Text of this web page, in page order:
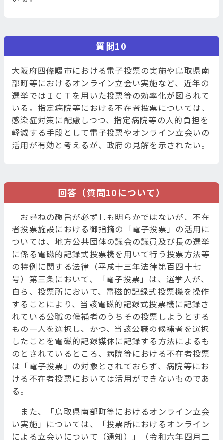
質問10
大阪府四條畷市における電子投票の実施や鳥取県南
部町等におけるオンライン立会い実施など、近年の
選挙ではＩＣＴを用いた投票等の効率化が図られて
いる。指定病院等における不在者投票については、
感染症対策に配慮しつつ、指定病院等の人的負担を
軽減する手段として電子投票やオンライン立会いの
活用が有効と考えるが、政府の見解を示されたい。
回答（質問10について）
お尋ねの趣旨が必ずしも明らかではないが、不在
者投票施設における御指摘の「電子投票」の活用に
ついては、地方公共団体の議会の議員及び長の選挙
に係る電磁的記録式投票機を用いて行う投票方法等
の特例に関する法律（平成十三年法律第百四十七
号）第三条において、「電子投票」は、選挙人が、
自ら、投票所において、電磁的記録式投票機を操作
することにより、当該電磁的記録式投票機に記録さ
れている公職の候補者のうちその投票しようとする
もの一人を選択し、かつ、当該公職の候補者を選択
したことを電磁的記録媒体に記録する方法によるも
のとされているところ、病院等における不在者投票
は「電子投票」の対象とされておらず、病院等にお
ける不在者投票においては活用ができないものであ
る。
また、「鳥取県南部町等におけるオンライン立会
い実施」については、「投票所におけるオンライン
による立会いについて（通知）」（令和六年四月二